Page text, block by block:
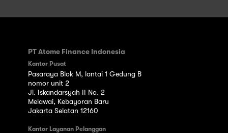
PT Atome Finance Indonesia
Kantor Pusat
Pasaraya Blok M, lantai 1 Gedung B
nomor unit 2
Jl. Iskandarsyah II No. 2
Melawai, Kebayoran Baru
Jakarta Selatan 12160
Kantor Layanan Pelanggan